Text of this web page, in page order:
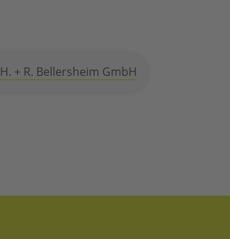
H. + R. Bellersheim GmbH